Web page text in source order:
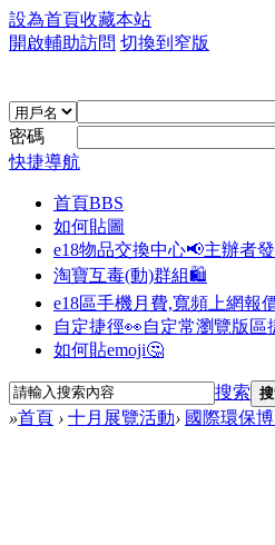
設為首頁收藏本站
開啟輔助訪問 切換到窄版
密碼
快捷導航
首頁BBS
如何貼圖
e18物品交換中心📢主辦者
淘寶互毒(動)群組🛍️
e18區手機月費,寬頻上網報
自定捷徑👀自定常瀏覽版區
如何貼emoji🤔
搜索
»首頁 › 十月展覽活動› 國際環保